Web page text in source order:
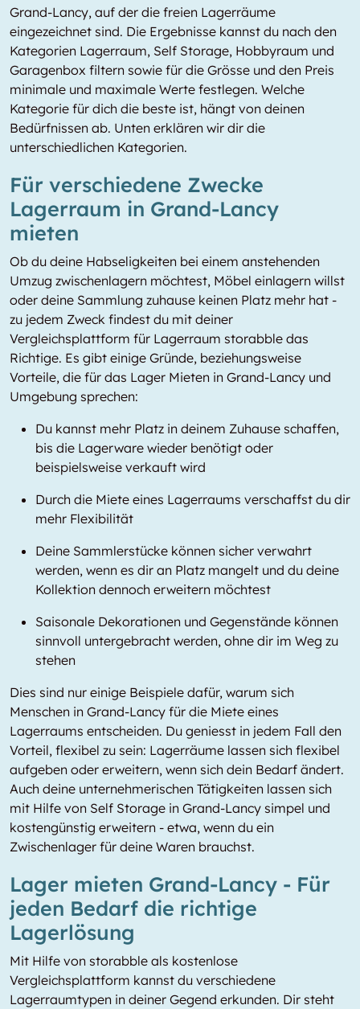
Grand-Lancy, auf der die freien Lagerräume
eingezeichnet sind. Die Ergebnisse kannst du nach den
Kategorien Lagerraum, Self Storage, Hobbyraum und
Garagenbox filtern sowie für die Grösse und den Preis
minimale und maximale Werte festlegen. Welche
Kategorie für dich die beste ist, hängt von deinen
Bedürfnissen ab. Unten erklären wir dir die
unterschiedlichen Kategorien.
Für verschiedene Zwecke
Lagerraum in Grand-Lancy
mieten
Ob du deine Habseligkeiten bei einem anstehenden
Umzug zwischenlagern möchtest, Möbel einlagern willst
oder deine Sammlung zuhause keinen Platz mehr hat -
zu jedem Zweck findest du mit deiner
Vergleichsplattform für Lagerraum storabble das
Richtige. Es gibt einige Gründe, beziehungsweise
Vorteile, die für das Lager Mieten in Grand-Lancy und
Umgebung sprechen:
Du kannst mehr Platz in deinem Zuhause schaffen,
bis die Lagerware wieder benötigt oder
beispielsweise verkauft wird
Durch die Miete eines Lagerraums verschaffst du dir
mehr Flexibilität
Deine Sammlerstücke können sicher verwahrt
werden, wenn es dir an Platz mangelt und du deine
Kollektion dennoch erweitern möchtest
Saisonale Dekorationen und Gegenstände können
sinnvoll untergebracht werden, ohne dir im Weg zu
stehen
Dies sind nur einige Beispiele dafür, warum sich
Menschen in Grand-Lancy für die Miete eines
Lagerraums entscheiden. Du geniesst in jedem Fall den
Vorteil, flexibel zu sein: Lagerräume lassen sich flexibel
aufgeben oder erweitern, wenn sich dein Bedarf ändert.
Auch deine unternehmerischen Tätigkeiten lassen sich
mit Hilfe von Self Storage in Grand-Lancy simpel und
kostengünstig erweitern - etwa, wenn du ein
Zwischenlager für deine Waren brauchst.
Lager mieten Grand-Lancy - Für
jeden Bedarf die richtige
Lagerlösung
Mit Hilfe von storabble als kostenlose
Vergleichsplattform kannst du verschiedene
Lagerraumtypen in deiner Gegend erkunden. Dir steht